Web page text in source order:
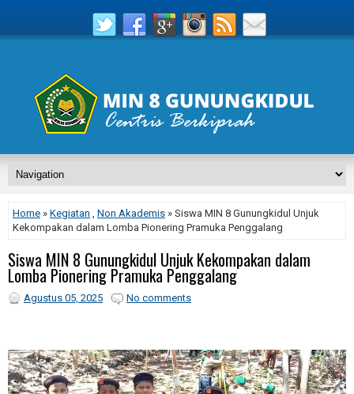
Home » Kegiatan , Non Akademis » Siswa MIN 8 Gunungkidul Unjuk
Kekompakan dalam Lomba Pionering Pramuka Penggalang
Siswa MIN 8 Gunungkidul Unjuk Kekompakan dalam
Lomba Pionering Pramuka Penggalang
Agustus 05, 2025 No comments